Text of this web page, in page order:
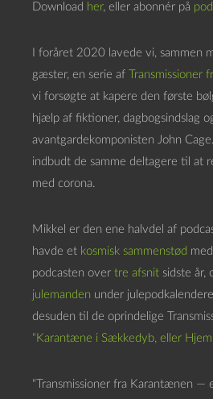
Download her, eller abonnér på
I foråret 2020 lavede vi, sammen
gæster, en serie af
Transmissioner
vi forsøgte at kapere den første
hjælp af fiktioner, dagbogsindslag
avantgardekomponisten John
indbudt de samme deltagere til at
med corona.
Mikkel er den ene halvdel af
havde et kosmisk sammenstød
podcasten over tre afsnit sidste år,
julemanden under
desuden til de oprindelige
“Karantæne i Sækkedyb, eller Hjem
“Transmissioner fra Karantænen —